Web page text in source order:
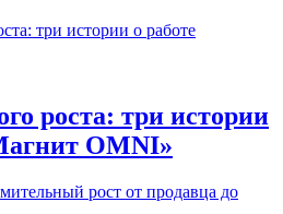
роста: три истории
OMNI»